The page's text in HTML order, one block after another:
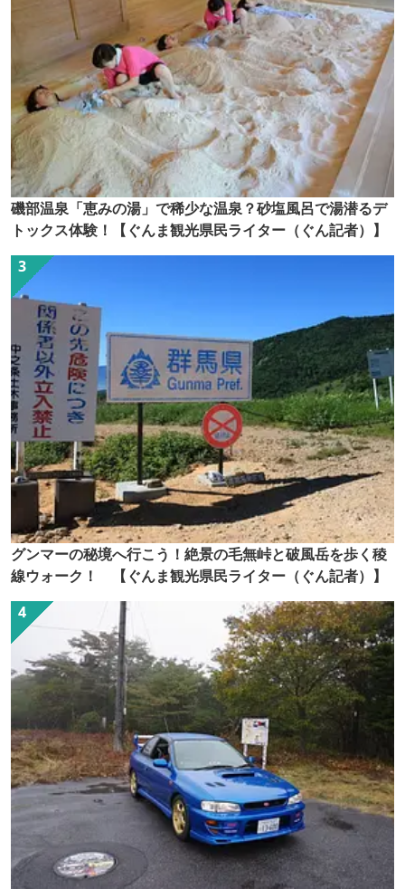
磯部温泉「恵みの湯」で稀少な温泉？砂塩風呂で湯潜るデ
トックス体験！【ぐんま観光県民ライター（ぐん記者）】
グンマーの秘境へ行こう！絶景の毛無峠と破風岳を歩く稜
線ウォーク！ 【ぐんま観光県民ライター（ぐん記者）】